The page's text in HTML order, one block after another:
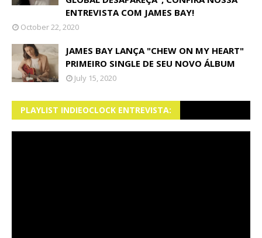
ENTREVISTA COM JAMES BAY!
October 22, 2020
JAMES BAY LANÇA "CHEW ON MY HEART"
PRIMEIRO SINGLE DE SEU NOVO ÁLBUM
July 15, 2020
PLAYLIST INDIEOCLOCK ENTREVISTA: